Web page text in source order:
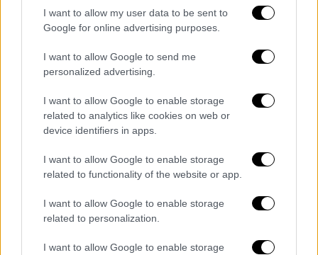
I want to allow my user data to be sent to
Google for online advertising purposes.
I want to allow Google to send me
personalized advertising.
I want to allow Google to enable storage
related to analytics like cookies on web or
device identifiers in apps.
I want to allow Google to enable storage
related to functionality of the website or app.
I want to allow Google to enable storage
related to personalization.
I want to allow Google to enable storage
Σύμφωνα με τις πρώτες εκτιμήσεις των
έμπειρων ανδρών της ΕΛ.ΑΣ. τα σενάρια που
εξετάζονται είναι εκείνα της αυτοχειρίας ή
του ατυχήματος, καθώς διαπίστωσαν πως τα
συγκεκριμένα παντζούρια «πέφτουν» με
ταχύτητα όταν κάποιος επιχειρήσει να τα
κλείσει.
ΕΘΝΟΣ θα παρεμβαίνει και τα προσβλητικά σχόλια θα